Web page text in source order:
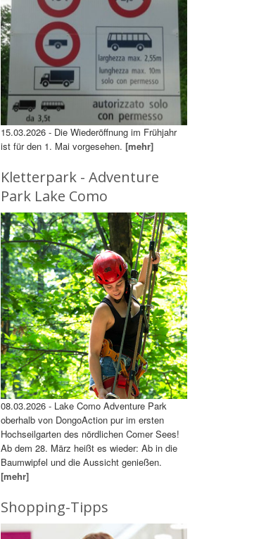
15.03.2026 - Die Wiederöffnung im Frühjahr
ist für den 1. Mai vorgesehen. [mehr]
Kletterpark - Adventure
Park Lake Como
08.03.2026 - Lake Como Adventure Park
oberhalb von DongoAction pur im ersten
Hochseilgarten des nördlichen Comer Sees!
Ab dem 28. März heißt es wieder: Ab in die
Baumwipfel und die Aussicht genießen.
[mehr]
Shopping-Tipps